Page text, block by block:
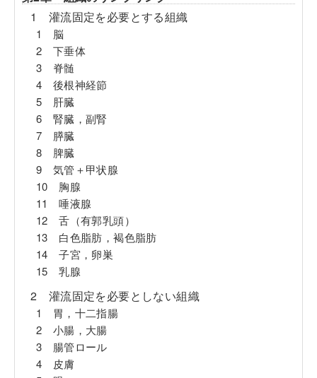
1 灌流固定を必要とする組織
1 脳
2 下垂体
3 脊髄
4 後根神経節
5 肝臓
6 腎臓，副腎
7 膵臓
8 脾臓
9 気管＋甲状腺
10 胸腺
11 唾液腺
12 舌（有郭乳頭）
13 白色脂肪，褐色脂肪
14 子宮，卵巣
15 乳腺
2 灌流固定を必要としない組織
1 胃，十二指腸
2 小腸，大腸
3 腸管ロール
4 皮膚